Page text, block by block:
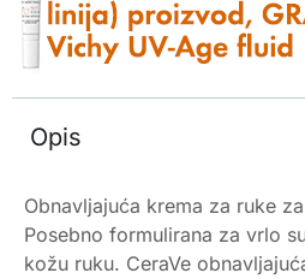
Opis
Obnavljajuća krema za ruke
Posebno formulirana za vrlo
kožu ruku. CeraVe